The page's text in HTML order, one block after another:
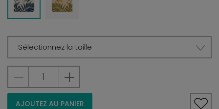
Sélectionnez la taille
AJOUTEZ AU PANIER